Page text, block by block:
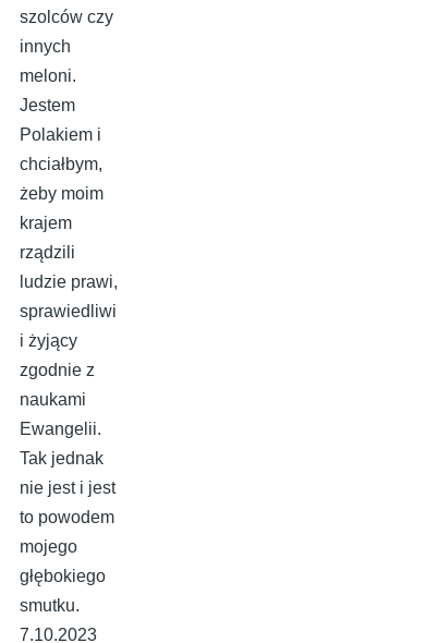
szolców czy
innych
meloni.
Jestem
Polakiem i
chciałbym,
żeby moim
krajem
rządzili
ludzie prawi,
sprawiedliwi
i żyjący
zgodnie z
naukami
Ewangelii.
Tak jednak
nie jest i jest
to powodem
mojego
głębokiego
smutku.
7.10.2023